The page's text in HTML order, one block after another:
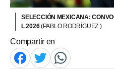
SELECCIÓN MEXICANA:
L 2026(PABLO RODRÍGUEZ )
Compartir en